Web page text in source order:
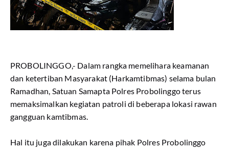
PROBOLINGGO,- Dalam rangka memelihara keamanan
dan ketertiban Masyarakat (Harkamtibmas) selama bulan
Ramadhan, Satuan Samapta Polres Probolinggo terus
memaksimalkan kegiatan patroli di beberapa lokasi rawan
gangguan kamtibmas.
Hal itu juga dilakukan karena pihak Polres Probolinggo